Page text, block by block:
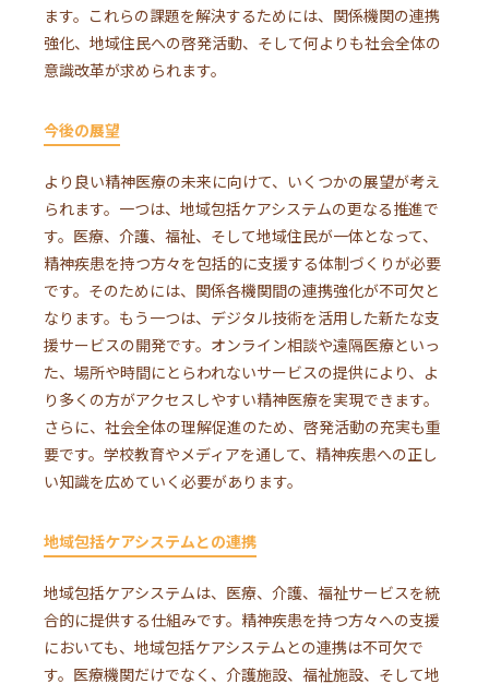
ます。これらの課題を解決するためには、関係機関の連携
強化、地域住民への啓発活動、そして何よりも社会全体の
意識改革が求められます。
今後の展望
より良い精神医療の未来に向けて、いくつかの展望が考え
られます。一つは、地域包括ケアシステムの更なる推進で
す。医療、介護、福祉、そして地域住民が一体となって、
精神疾患を持つ方々を包括的に支援する体制づくりが必要
です。そのためには、関係各機関間の連携強化が不可欠と
なります。もう一つは、デジタル技術を活用した新たな支
援サービスの開発です。オンライン相談や遠隔医療といっ
た、場所や時間にとらわれないサービスの提供により、よ
り多くの方がアクセスしやすい精神医療を実現できます。
さらに、社会全体の理解促進のため、啓発活動の充実も重
要です。学校教育やメディアを通して、精神疾患への正し
い知識を広めていく必要があります。
地域包括ケアシステムとの連携
地域包括ケアシステムは、医療、介護、福祉サービスを統
合的に提供する仕組みです。精神疾患を持つ方々への支援
においても、地域包括ケアシステムとの連携は不可欠で
す。医療機関だけでなく、介護施設、福祉施設、そして地